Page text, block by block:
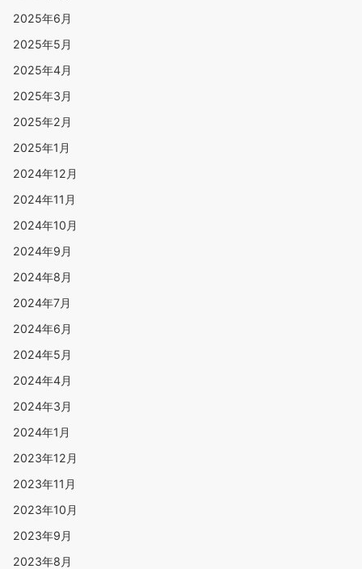
2025年6月
2025年5月
2025年4月
2025年3月
2025年2月
2025年1月
2024年12月
2024年11月
2024年10月
2024年9月
2024年8月
2024年7月
2024年6月
2024年5月
2024年4月
2024年3月
2024年1月
2023年12月
2023年11月
2023年10月
2023年9月
2023年8月